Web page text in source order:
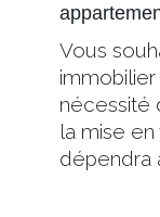
Vous
nécessité
la mise
dépendra